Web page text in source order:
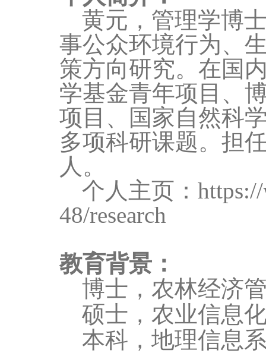
黄元，管理学博
事公众环境行为、
策方向研究。在国
学基金青年项目、
项目、国家自然科
多项科研课题。担
人。
个人主页：
48/research
教育背景：
博士，农林经济
硕士，农业信息
本科，地理信息